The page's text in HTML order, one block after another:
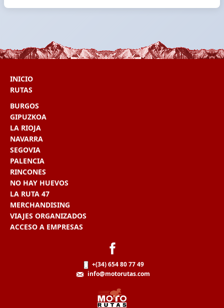
INICIO
RUTAS
BURGOS
GIPUZKOA
LA RIOJA
NAVARRA
SEGOVIA
PALENCIA
RINCONES
NO HAY HUEVOS
LA RUTA 47
MERCHANDISING
VIAJES ORGANIZADOS
ACCESO A EMPRESAS
+(34) 654 80 77 49
info@motorutas.com